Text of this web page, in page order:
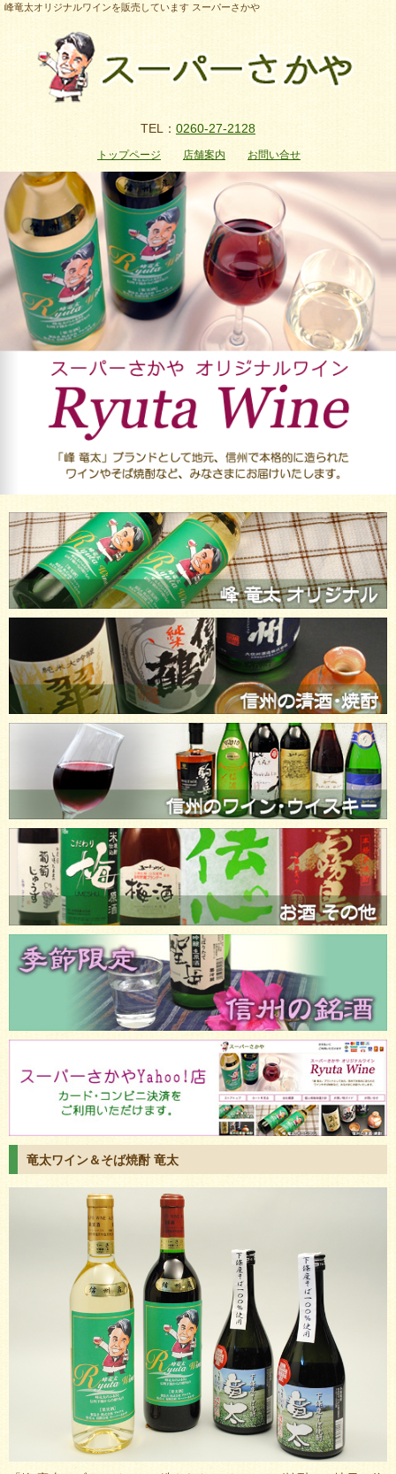
峰竜太オリジナルワインを販売しています スーパーさかや
TEL：0260-27-2128
トップページ 店舗案内 お問い合せ
竜太ワイン＆そば焼酎 竜太